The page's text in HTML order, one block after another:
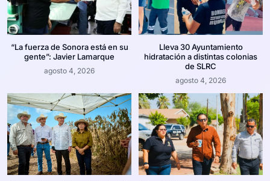
“La fuerza de Sonora está en su
gente”: Javier Lamarque
agosto 4, 2026
Lleva 30 Ayuntamiento
hidratación a distintas colonias
de SLRC
agosto 4, 2026